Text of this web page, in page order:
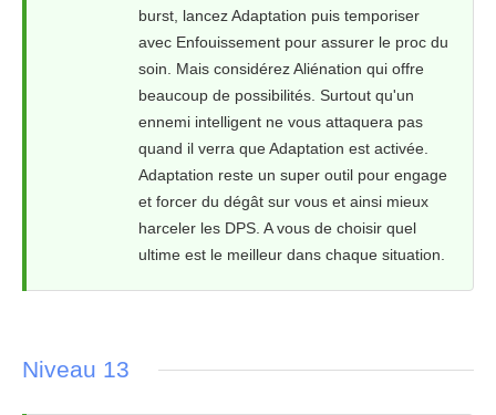
burst, lancez Adaptation puis temporiser
avec Enfouissement pour assurer le proc du
soin. Mais considérez Aliénation qui offre
beaucoup de possibilités. Surtout qu'un
ennemi intelligent ne vous attaquera pas
quand il verra que Adaptation est activée.
Adaptation reste un super outil pour engage
et forcer du dégât sur vous et ainsi mieux
harceler les DPS. A vous de choisir quel
ultime est le meilleur dans chaque situation.
Niveau 13